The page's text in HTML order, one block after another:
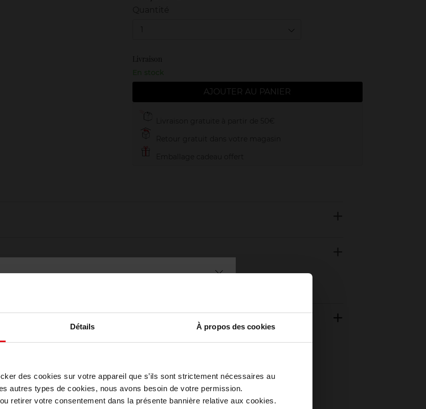
Détails À propos des cookies
des cookies sur votre appareil que s’ils sont strictement nécessaires au
autres types de cookies, nous avons besoin de votre permission.
retirer votre consentement dans la présente bannière relative aux cookies.
1
Livraison
En stock
AJOUTER AU PANIER
Oublié quelque chose ?
Choisissez votre pays